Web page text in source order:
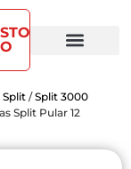
/Split 3000
Split Pular 12